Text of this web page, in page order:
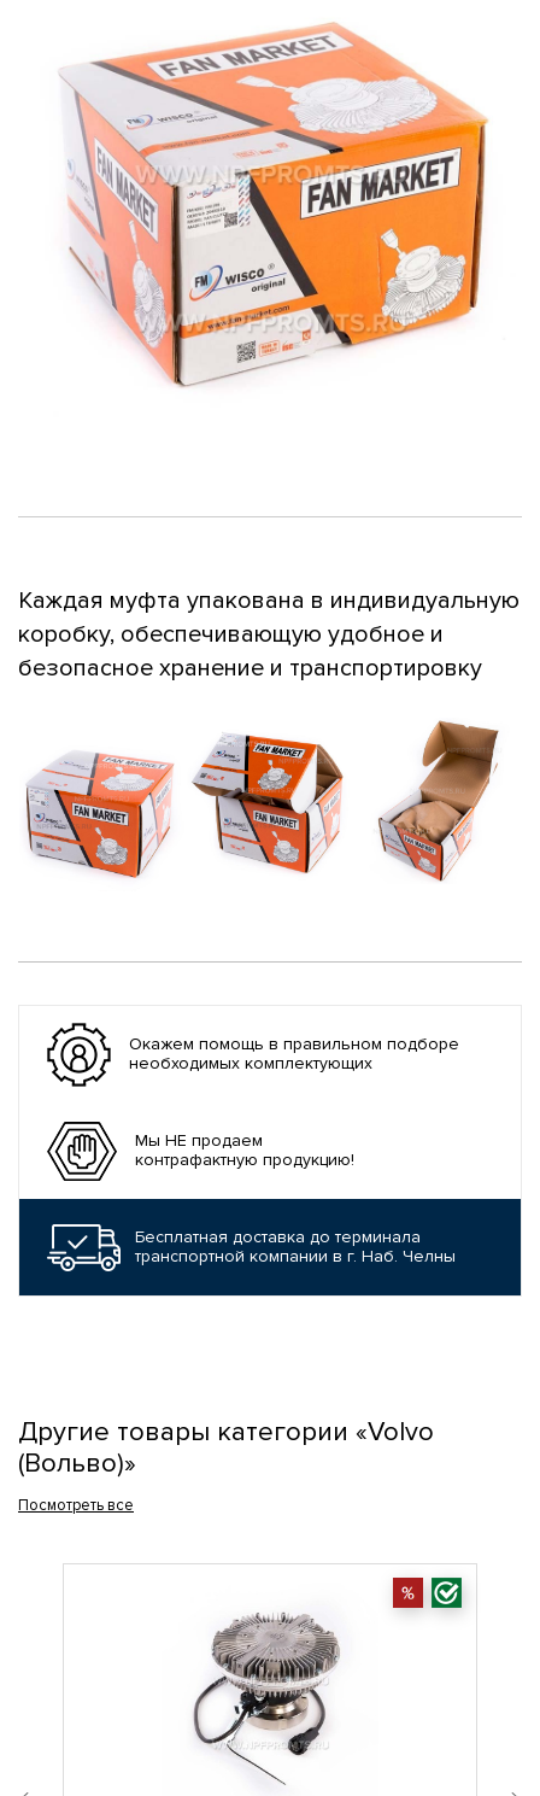
Каждая муфта упакована в индивидуальную
коробку, обеспечивающую удобное и
безопасное хранение и транспортировку
Окажем помощь в правильном подборе
необходимых комплектующих
Мы НЕ продаем
контрафактную продукцию!
Бесплатная доставка до терминала
транспортной компании в г. Наб. Челны
Другие товары категории «Volvo
(Вольво)»
Посмотреть все